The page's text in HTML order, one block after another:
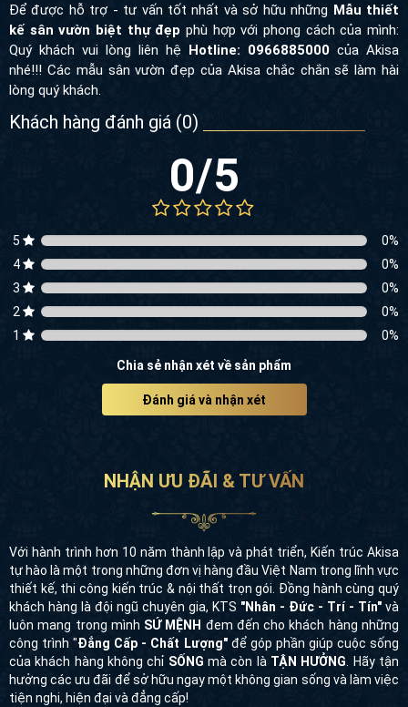
mẫu sân vườn đẹp của Akisa chắc chắn sẽ làm hài lòng quý
khách.
Khách hàng đánh giá (
0
Chia sẻ nhận xét về sản phẩm
Đánh giá và nhận xét
NHẬN ƯU ĐÃI & TƯ VẤN
Với hành trình hơn 10 năm thành lập và phát triển, Kiến trúc Akisa
tự hào là một trong những đơn vị hàng đầu Việt Nam trong lĩnh vực
thiết kế, thi công kiến trúc & nội thất trọn gói. Đồng hành cùng quý
khách hàng là đội ngũ chuyên gia, KTS"Nhân - Đức - Trí - Tín"và
luôn mang trong mìnhSỨ MỆNH đem đến cho khách hàng những
công trình " Đẳng Cấp - Chất Lượng"để góp phần giúp cuộc sống
của khách hàng không chỉSỐNGmà còn làTẬN HƯỞNG . Hãy tận
hưởng các ưu đãi để sở hữu ngay một không gian sống và làm việc
tiện nghi, hiện đại và đẳng cấp!
🎁 Giảm tới 50% phí thiết kế khi thi công trọn gói
🎁 Miễn phí khảo sát hiện trạng đất/nhà (trực tiếp tận nơi